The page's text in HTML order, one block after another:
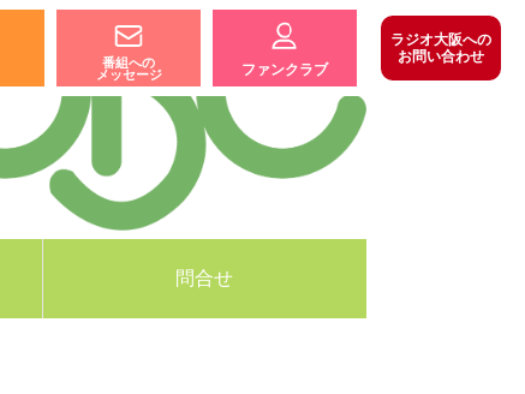
番組への
メッセージ
ファンクラブ
ラジオ大阪への
お問い合わせ
問合せ